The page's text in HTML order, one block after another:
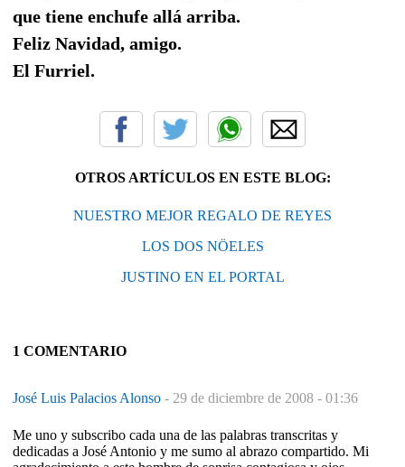
que tiene enchufe allá arriba.
Feliz Navidad, amigo.
El Furriel.
OTROS ARTÍCULOS EN ESTE BLOG:
NUESTRO MEJOR REGALO DE REYES
LOS DOS NÖELES
JUSTINO EN EL PORTAL
1 COMENTARIO
José Luis Palacios Alonso - 29 de diciembre de 2008 - 01:36
Me uno y subscribo cada una de las palabras transcritas y
dedicadas a José Antonio y me sumo al abrazo compartido. Mi